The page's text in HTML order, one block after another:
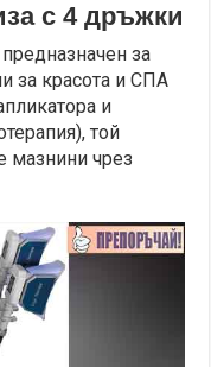
с 4 дръжки
за
за красота и СПА
и
той
мазнини чрез